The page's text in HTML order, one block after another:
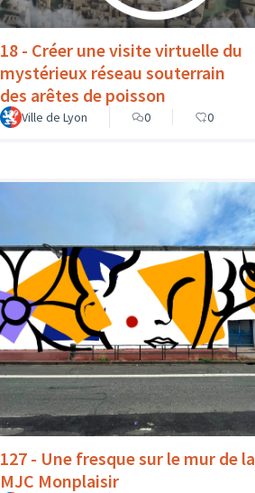
18 - Créer une visite virtuelle du
mystérieux réseau souterrain
des arêtes de poisson
Ville de Lyon 0 0
127 - Une fresque sur le mur de la
MJC Monplaisir